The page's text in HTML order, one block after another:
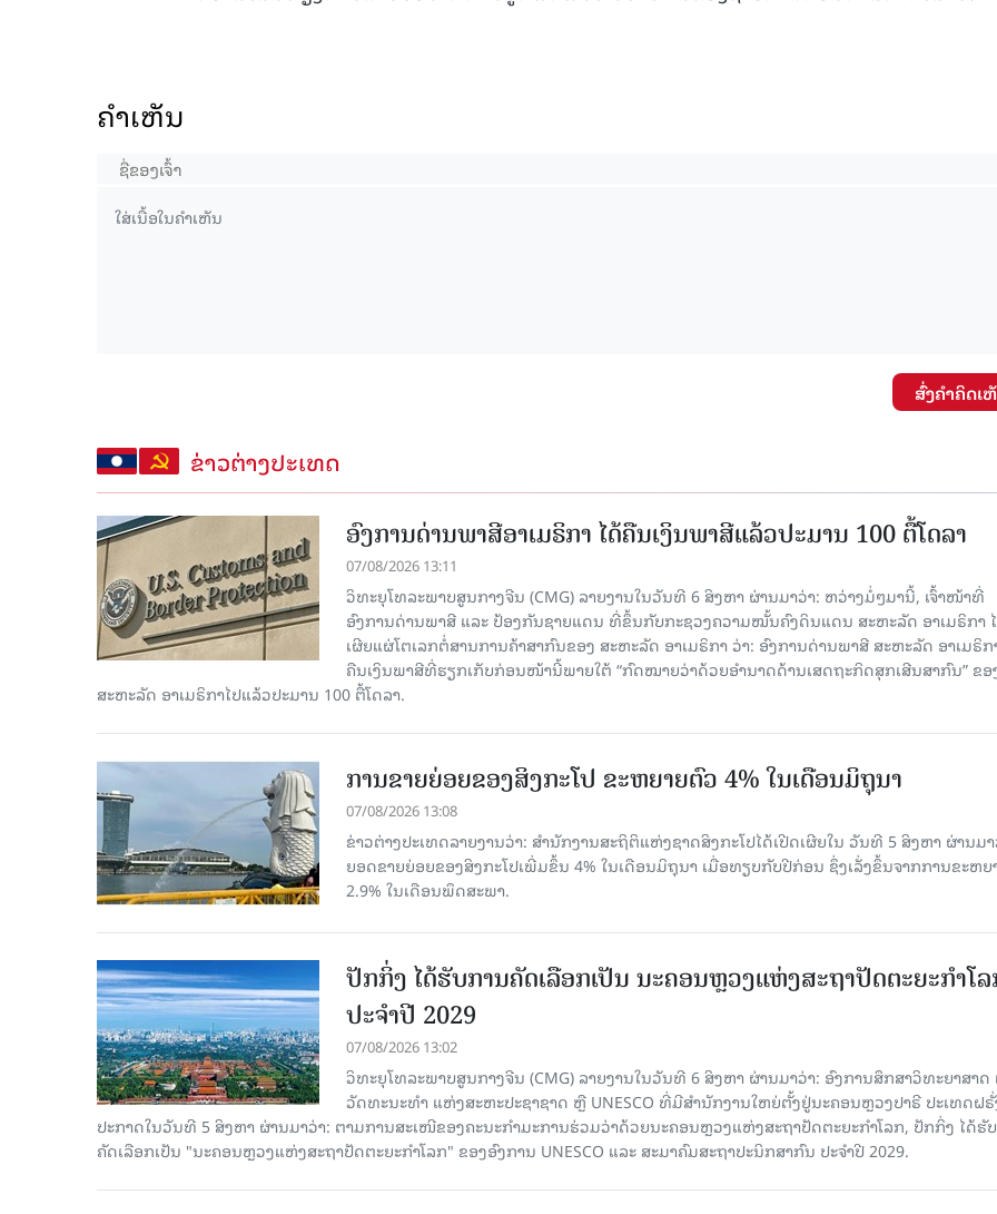
ຄໍາເຫັນ
ສົ່ງຄໍາຄິດເ
ຂ່າວຕ່າງປະເທດ
ອົງການດ່ານພາສີອາເມຣິກາ ໄດ້ຄືນເງິນພາສີແລ້ວປະມານ 100 ຕື້ໂດລາ
07/08/2026 13:11
ວິທະຍຸໂທລະພາບສູນກາງຈີນ (CMG) ລາຍງານໃນວັນທີ 6 ສິງຫາ ຜ່ານມາວ່າ: ຫວ່າງມໍ່ໆມານີ້, ເຈົ້າໜ້າທີ່
ອົງການດ່ານພາສີ ແລະ ປ້ອງກັນຊາຍແດນ ທີ່ຂຶ້ນກັບກະຊວງຄວາມໝັ້ນຄົງດິນແດນ ສະຫະລັດ ອາເມຣິກາ
ເຜີຍແຜ່ໂຕເລກຕໍ່ສານການຄ້າສາກົນຂອງ ສະຫະລັດ ອາເມຣິກາ ວ່າ: ອົງການດ່ານພາສີ ສະຫະລັດ ອາເມຣິກ
ຄືນເງິນພາສີທີ່ຮຽກເກັບກ່ອນໜ້ານີ້ພາຍໃຕ້ “ກົດໝາຍວ່າດ້ວຍອຳນາດດ້ານເສດຖະກິດສຸກເສີນສາກົນ” ຂອ
ສະຫະລັດ ອາເມຣິກາໄປແລ້ວປະມານ 100 ຕື້ໂດລາ.
ການຂາຍຍ່ອຍຂອງສິງກະໂປ ຂະຫຍາຍຕົວ 4% ໃນເດືອນມິຖຸນາ
07/08/2026 13:08
ຂ່າວຕ່າງປະເທດລາຍງານວ່າ: ສຳນັກງານສະຖິຕິແຫ່ງຊາດສິງກະໂປໄດ້ເປີດເຜີຍໃນ ວັນທີ 5 ສິງຫາ ຜ່ານມາ
ຍອດຂາຍຍ່ອຍຂອງສິງກະໂປເພີ່ມຂຶ້ນ 4% ໃນເດືອນມິຖຸນາ ເມື່ອທຽບກັບປີກ່ອນ ຊຶ່ງເລັ່ງຂຶ້ນຈາກການຂະຫຍ
2.9% ໃນເດືອນພຶດສະພາ.
ປັກກິ່ງ ໄດ້ຮັບການຄັດເລືອກເປັນ ນະຄອນຫຼວງແຫ່ງສະຖາປັດຕະຍະກຳໂ
ປະຈຳປີ 2029
07/08/2026 13:02
ວິທະຍຸໂທລະພາບສູນກາງຈີນ (CMG) ລາຍງານໃນວັນທີ 6 ສິງຫາ ຜ່ານມາວ່າ: ອົງການສຶກສາວິທະຍາສາດ
ວັດທະນະທຳ ແຫ່ງສະຫະປະຊາຊາດ ຫຼື UNESCO ທີ່ມີສຳນັກງານໃຫຍ່ຕັ້ງຢູ່ນະຄອນ​ຫຼວງປາຣີ ປະເທດຝຣັ່
ປະກາດໃນວັນທີ 5 ສິງຫາ ຜ່ານມາວ່າ: ຕາມການສະເໜີຂອງຄະນະກຳມະການຮ່ວມວ່າດ້ວຍນະຄອນຫຼວງແຫ່ງສະຖາປັດຕະຍະກຳໂລກ, ປັກກິ່ງ ໄດ້ຮັ
ຄັດ​ເລືອກເປັນ "ນະຄອນຫຼວງແຫ່ງສະຖາປັດຕະຍະກຳໂລກ" ຂອງອົງການ UNESCO ແລະ ສະມາ​ຄົມສະຖາປະນິກສາກົນ ປະຈຳປີ 2029.